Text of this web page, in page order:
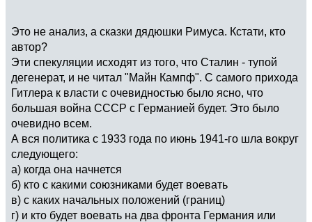
Это не анализ, а сказки дядюшки Римуса. Кстати, кто
автор?
Эти спекуляции исходят из того, что Сталин - тупой
дегенерат, и не читал "Майн Кампф". С самого прихода
Гитлера к власти с очевидностью было ясно, что
большая война СССР с Германией будет. Это было
очевидно всем.
А вся политика с 1933 года по июнь 1941-го шла вокруг
следующего:
а) когда она начнется
б) кто с какими союзниками будет воевать
в) с каких начальных положений (границ)
г) и кто будет воевать на два фронта Германия или